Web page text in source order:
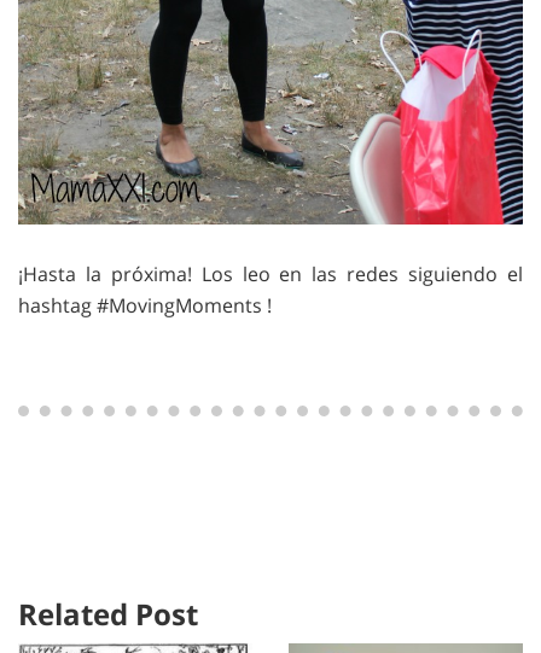
¡Hasta la próxima! Los leo en las redes siguiendo el
hashtag #MovingMoments !
Related Post